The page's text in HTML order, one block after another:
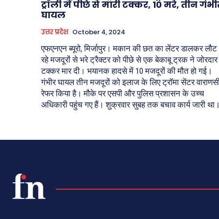
ट्रॉली में पीछे से मारी टक्कर, 10 मरे, तीन
घायल
उत्तर प्रदेश October 4, 2024
एफएनएन ब्यूरो, मिर्जापुर। मकान की छत का लेंटर डालकर लौट
रहे मजदूरों से भरे ट्रैक्टर को पीछे से एक बेकाबू ट्रक ने जोरदार
टक्कर मार दी। भयानक हादसे में 10 मजदूरों की मौत हो गई।
गंभीर घायल तीन मजदूरों को इलाज के लिए ट्रॉमा सेंटर
रेफर किया है। मौके पर एसपी और पुलिस प्रशासन के उच्च
अधिकारी पहुंच गए हैं। शुक्रवार सुबह तक बचाव कार्य जारी था।